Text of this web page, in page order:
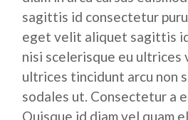
sagittis id consectetur
eget velit aliquet sagittis
nisi scelerisque eu ultrices
ultrices tincidunt arcu non
sodales ut. Consectetur a
Quisque id diam vel quam